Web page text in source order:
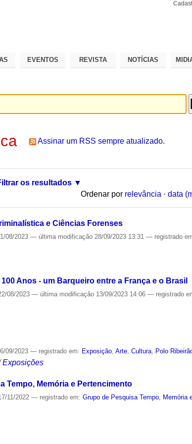
EVENTOS REVISTA NOTÍCIAS
Assinar um RSS sempre atualizado.
os resultados
Ordenar por relevância · data
e Ciências Forenses
08/2023— última modificação 28/09/2023 13:31— registrado
Anos - um Barqueiro entre a França e o Brasil
08/2023— última modificação 13/09/2023 14:06— registrado
09/2023— registrado em: Exposição,Arte,Cultura, Polo
Exposições
Tempo, Memória e Pertencimento
11/2022— registrado em:Grupo de Pesquisa Tempo, Memória